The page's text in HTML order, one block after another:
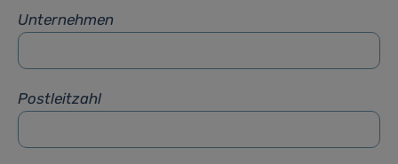
Unternehmen
Postleitzahl